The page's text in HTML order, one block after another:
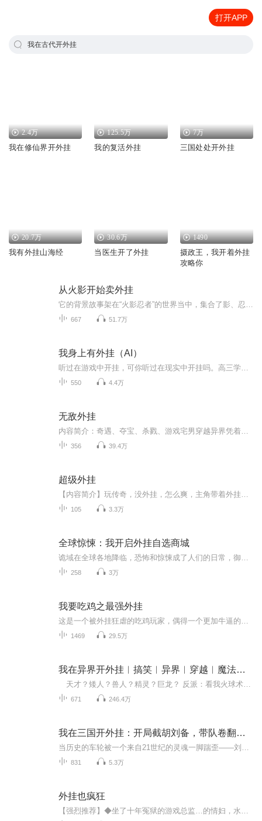
打开APP
我在古代开外挂
2.4万
我在修仙界开外挂
125.5万
我的复活外挂
7万
三国处处开外挂
20.7万
我有外挂山海经
30.6万
当医生开了外挂
1490
摄政王，我开着外挂
攻略你
从火影开始卖外挂
667 51.7万
我身上有外挂（AI）
550 4.4万
无敌外挂
356 39.4万
超级外挂
105 3.3万
全球惊悚：我开启外挂自选商城
258 3万
我要吃鸡之最强外挂
1469 29.5万
我在异界开外挂︱搞笑︱异界︱穿越︱魔法︱完结
671 246.4万
我在三国开外挂：开局截胡刘备，带队卷翻仙界
831 5.3万
外挂也疯狂